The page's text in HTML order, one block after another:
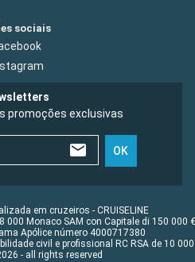
sociais
promoções exclusivas
OK
em cruzeiros - CRUISELINE
000 Monaco SAM con Capitale di 150 000 €
Apólice número 4000717380
civil e profissional RC RSA de 10 000
- all rights reserved